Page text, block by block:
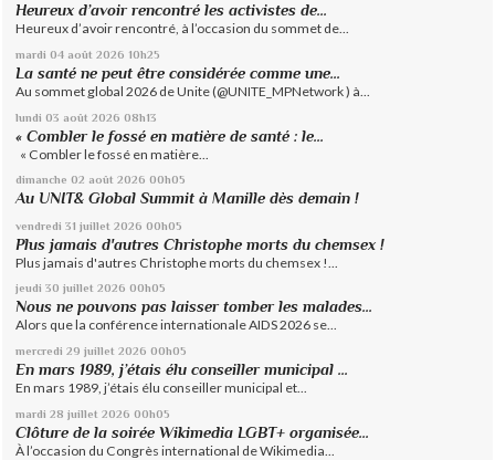
Heureux d’avoir rencontré les activistes de...
Heureux d’avoir rencontré, à l’occasion du sommet de...
mardi 04 août 2026 10h25
La santé ne peut être considérée comme une...
Au sommet global 2026 de Unite (@UNITE_MPNetwork ) à...
lundi 03 août 2026 08h13
« Combler le fossé en matière de santé : le...
« Combler le fossé en matière...
dimanche 02 août 2026 00h05
Au UNIT& Global Summit à Manille dès demain !
vendredi 31 juillet 2026 00h05
Plus jamais d'autres Christophe morts du chemsex !
Plus jamais d'autres Christophe morts du chemsex !...
jeudi 30 juillet 2026 00h05
Nous ne pouvons pas laisser tomber les malades...
Alors que la conférence internationale AIDS 2026 se...
mercredi 29 juillet 2026 00h05
En mars 1989, j’étais élu conseiller municipal ...
En mars 1989, j’étais élu conseiller municipal et...
mardi 28 juillet 2026 00h05
Clôture de la soirée Wikimedia LGBT+ organisée...
À l’occasion du Congrès international de Wikimedia...